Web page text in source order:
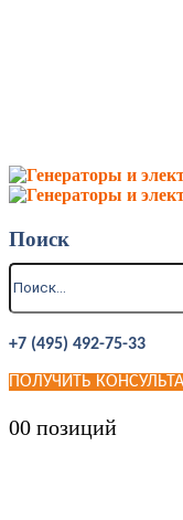
Поиск
+7 (495) 492-75-33
ПОЛУЧИТЬ
00 позиций